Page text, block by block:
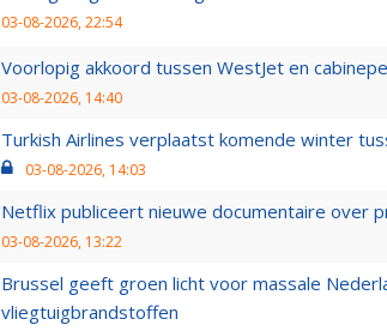
03-08-2026, 22:54
Voorlopig akkoord tussen WestJet en
03-08-2026, 14:40
Turkish Airlines verplaatst komende winter
03-08-2026, 14:03
Netflix publiceert nieuwe documentaire over
03-08-2026, 13:22
Brussel geeft groen licht voor massale
vliegtuigbrandstoffen